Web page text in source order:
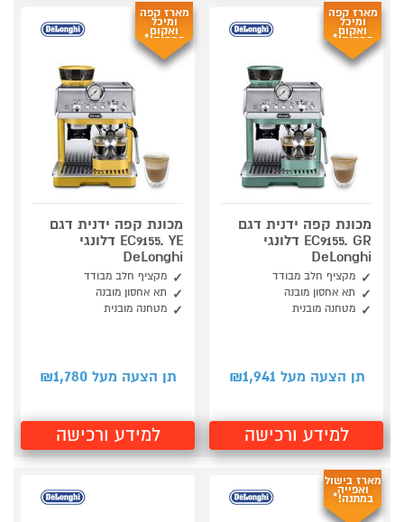
מארז קפה
ומיכל
ואקום
במתנה!*
מכונת קפה ידנית דגם
EC9155. GR דלונגי
DeLonghi
מקציף חלב מבודד
תא אחסון מובנה
מטחנה מובנית
תן הצעה מעל ₪ 1,941
למידע ורכישה
מארז קפה
ומיכל
ואקום
במתנה!*
מכונת קפה ידנית דגם
EC9155. YE דלונגי
DeLonghi
מקציף חלב מבודד
תא אחסון מובנה
מטחנה מובנית
תן הצעה מעל ₪ 1,780
למידע ורכישה
מארז בישול
ואפייה
במתנה!*